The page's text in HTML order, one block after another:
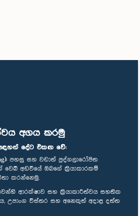
අගය කරමු
දේට එකඟ වේ:
පහසු සහ වඩාත් පුද්ගලාරෝපිත
වෙබ් අඩවියේ ඔබගේ ක්‍රියාකාරකම්
කරන්නෙමු.
ආරක්ෂාව සහ ක්‍රියාකාරීත්වය සහතික
උපාංග විස්තර සහ අනෙකුත් අදාළ දත්ත